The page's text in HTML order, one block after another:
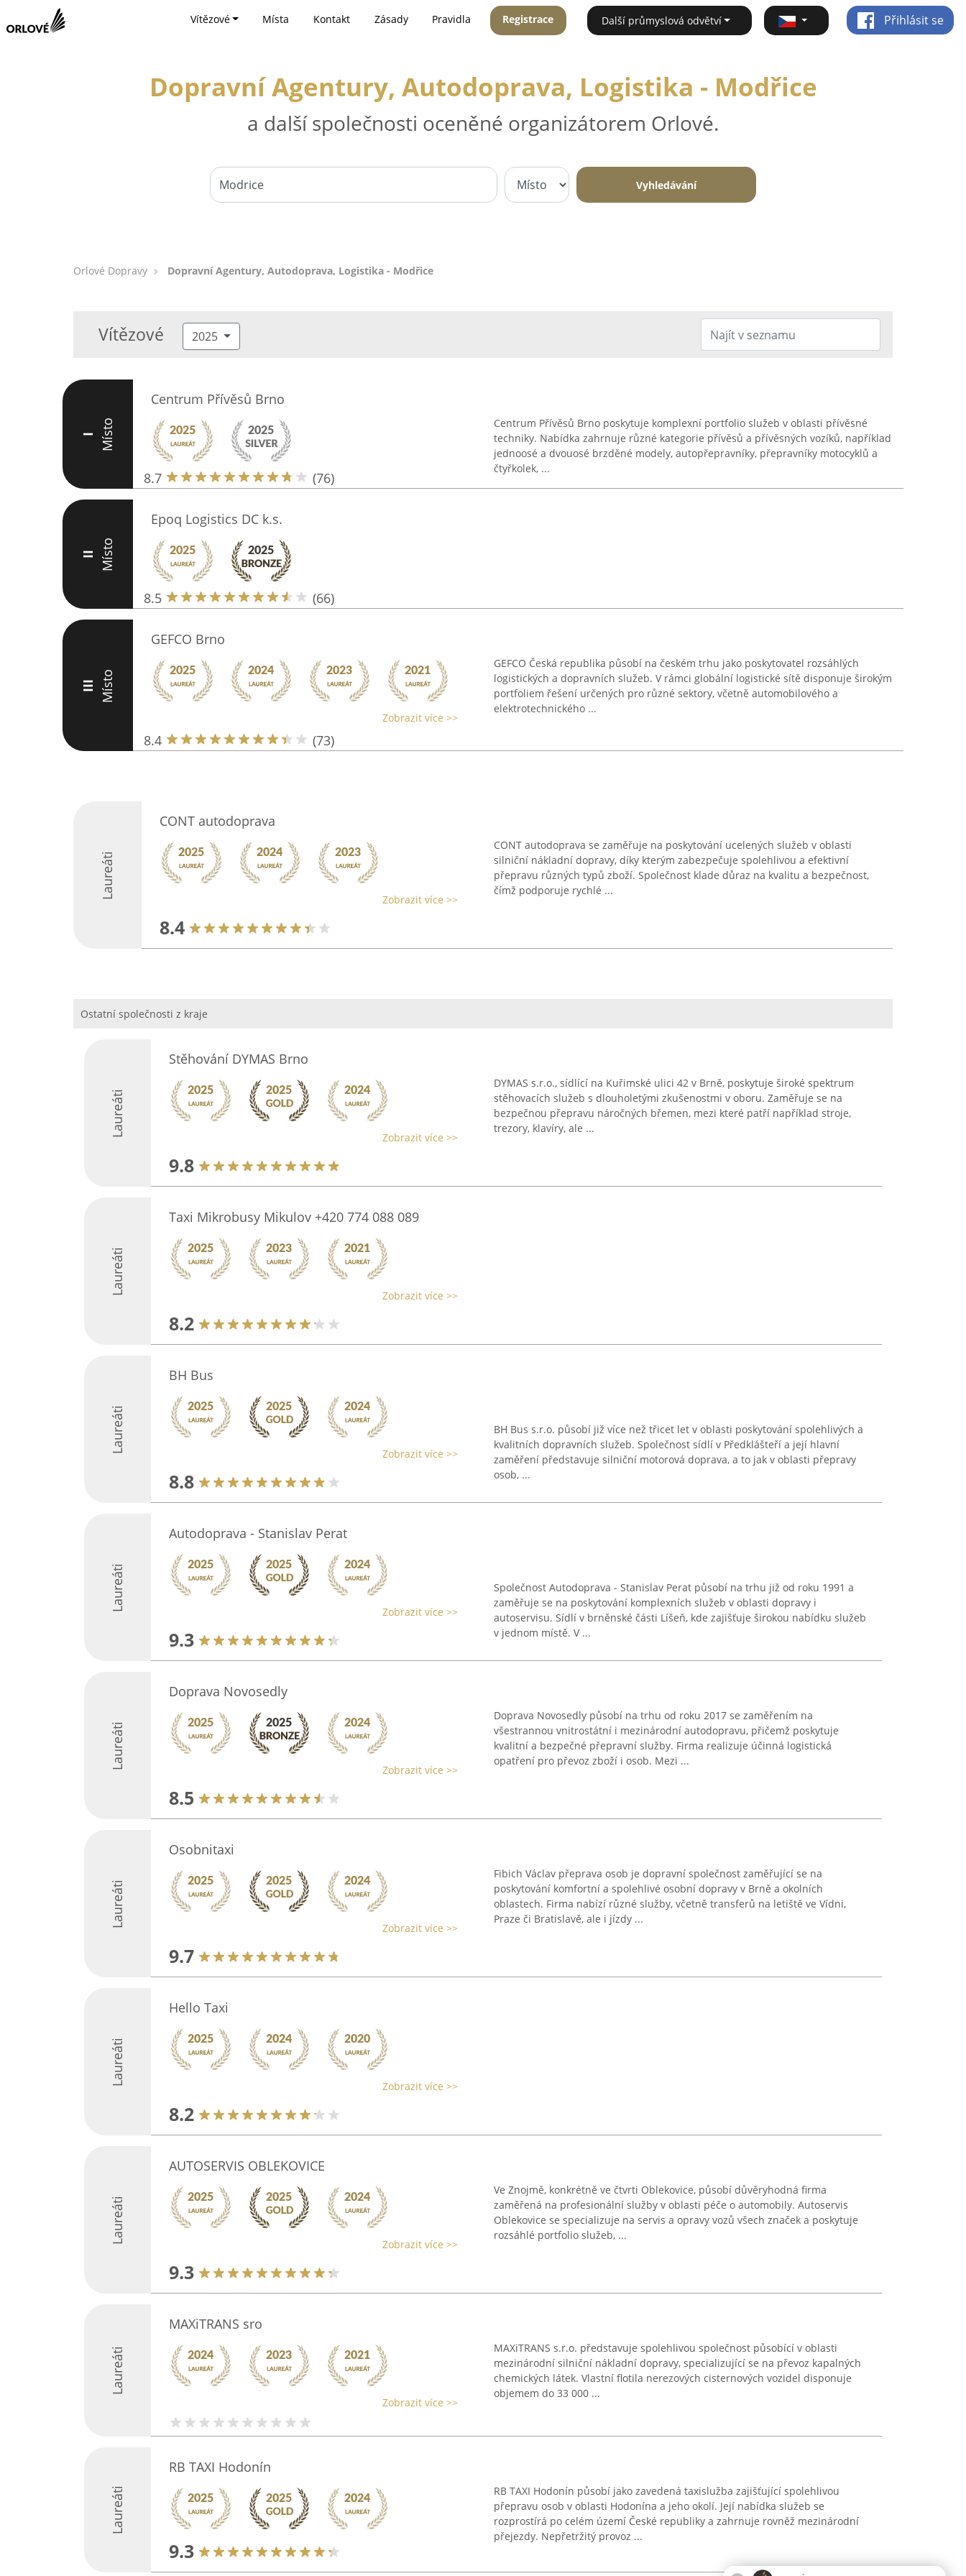
Vítězové Místa Kontakt Zásady Pravidla Registrace Další průmyslová odvětví Přihlásit se
Dopravní Agentury, Autodoprava, Logistika - Modřice
a další společnosti oceněné organizátorem Orlové.
Vyhledávání
Orlové Dopravy Dopravní Agentury, Autodoprava, Logistika - Modřice
Vítězové 2025
I Místo
Centrum Přívěsů Brno
8.7 (76)
Centrum Přívěsů Brno poskytuje komplexní portfolio služeb v oblasti přívěsné
techniky. Nabídka zahrnuje různé kategorie přívěsů a přívěsných vozíků, například
jednoosé a dvouosé brzděné modely, autopřepravníky, přepravníky motocyklů a
čtyřkolek, ...
II Místo
Epoq Logistics DC k.s.
8.5 (66)
III Místo
GEFCO Brno
Zobrazit více >>
8.4 (73)
GEFCO Česká republika působí na českém trhu jako poskytovatel rozsáhlých
logistických a dopravních služeb. V rámci globální logistické sítě disponuje širokým
portfoliem řešení určených pro různé sektory, včetně automobilového a
elektrotechnického ...
Laureáti
CONT autodoprava
Zobrazit více >>
8.4
CONT autodoprava se zaměřuje na poskytování ucelených služeb v oblasti
silniční nákladní dopravy, díky kterým zabezpečuje spolehlivou a efektivní
přepravu různých typů zboží. Společnost klade důraz na kvalitu a bezpečnost,
čímž podporuje rychlé ...
Ostatní společnosti z kraje
Laureáti
Stěhování DYMAS Brno
Zobrazit více >>
9.8
DYMAS s.r.o., sídlící na Kuřimské ulici 42 v Brně, poskytuje široké spektrum
stěhovacích služeb s dlouholetými zkušenostmi v oboru. Zaměřuje se na
bezpečnou přepravu náročných břemen, mezi které patří například stroje,
trezory, klavíry, ale ...
Laureáti
Taxi Mikrobusy Mikulov +420 774 088 089
Zobrazit více >>
8.2
Laureáti
BH Bus
Zobrazit více >>
8.8
BH Bus s.r.o. působí již více než třicet let v oblasti poskytování spolehlivých a
kvalitních dopravních služeb. Společnost sídlí v Předklášteří a její hlavní
zaměření představuje silniční motorová doprava, a to jak v oblasti přepravy
osob, ...
Laureáti
Autodoprava - Stanislav Perat
Zobrazit více >>
9.3
Společnost Autodoprava - Stanislav Perat působí na trhu již od roku 1991 a
zaměřuje se na poskytování komplexních služeb v oblasti dopravy i
autoservisu. Sídlí v brněnské části Líšeň, kde zajišťuje širokou nabídku služeb
v jednom místě. V ...
Laureáti
Doprava Novosedly
Zobrazit více >>
8.5
Doprava Novosedly působí na trhu od roku 2017 se zaměřením na
všestrannou vnitrostátní i mezinárodní autodopravu, přičemž poskytuje
kvalitní a bezpečné přepravní služby. Firma realizuje účinná logistická
opatření pro převoz zboží i osob. Mezi ...
Laureáti
Osobnitaxi
Zobrazit více >>
9.7
Fibich Václav přeprava osob je dopravní společnost zaměřující se na
poskytování komfortní a spolehlivé osobní dopravy v Brně a okolních
oblastech. Firma nabízí různé služby, včetně transferů na letiště ve Vídni,
Praze či Bratislavě, ale i jízdy ...
Laureáti
Hello Taxi
Zobrazit více >>
8.2
Laureáti
AUTOSERVIS OBLEKOVICE
Zobrazit více >>
9.3
Ve Znojmě, konkrétně ve čtvrti Oblekovice, působí důvěryhodná firma
zaměřená na profesionální služby v oblasti péče o automobily. Autoservis
Oblekovice se specializuje na servis a opravy vozů všech značek a poskytuje
rozsáhlé portfolio služeb, ...
Laureáti
MAXiTRANS sro
Zobrazit více >>
MAXiTRANS s.r.o. představuje spolehlivou společnost působící v oblasti
mezinárodní silniční nákladní dopravy, specializující se na převoz kapalných
chemických látek. Vlastní flotila nerezových cisternových vozidel disponuje
objemem do 33 000 ...
Laureáti
RB TAXI Hodonín
9.3
RB TAXI Hodonín působí jako zavedená taxislužba zajišťující spolehlivou
přepravu osob v oblasti Hodonína a jeho okolí. Její nabídka služeb se
rozprostírá po celém území České republiky a zahrnuje rovněž mezinárodní
přejezdy. Nepřetržitý provoz ...